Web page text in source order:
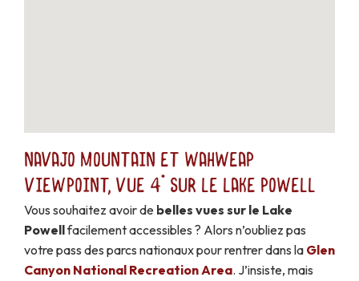
Navajo Mountain et Wahweap
Viewpoint, vue 4* sur le Lake Powell
Vous souhaitez avoir de belles vues sur le Lake
Powellfacilement accessibles ? Alors n’oubliez pas
votre pass des parcs nationaux pour rentrer dans la Glen
Canyon National Recreation Area. J’insiste, mais